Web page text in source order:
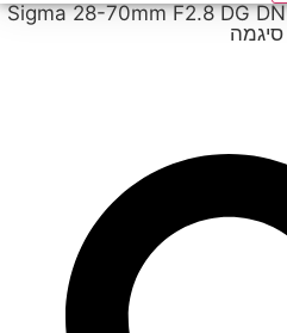
/ עדשה Sigma 28-70mm F2.8 DG DN